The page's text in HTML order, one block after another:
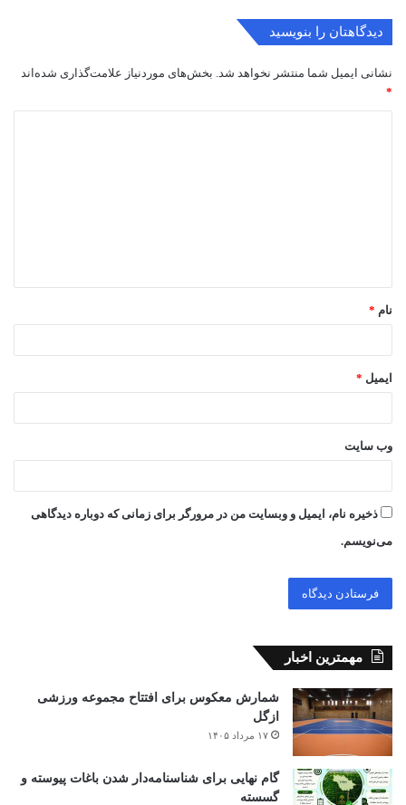
دیدگاهتان را بنویسید
نشانی ایمیل شما منتشر نخواهد شد. بخش‌های موردنیاز علامت‌گذاری شده‌اند
*
*
نام *
ایمیل *
وب‌ سایت
ذخیره نام، ایمیل و وبسایت من در مرورگر برای زمانی که دوباره دیدگاهی
می‌نویسم.
مهمترین اخبار
شمارش معکوس برای افتتاح مجموعه ورزشی
ازگل
۱۷ مرداد ۱۴۰۵
گام نهایی برای شناسنامه‌دار شدن باغات پیوسته و
گسسته